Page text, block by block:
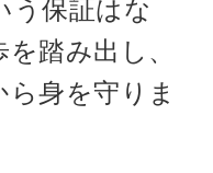
う保証はな
踏み出し、
身を守りま